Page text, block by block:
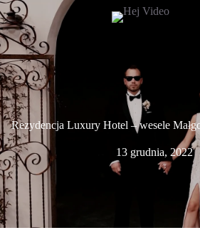
Przejdź
do
treści
Rezydencja Luxury Hotel – wesele
13 grudnia, 2022